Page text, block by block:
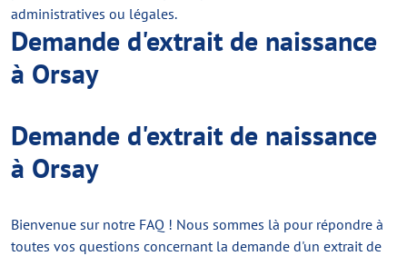
administratives ou légales.
Demande d'extrait de naissance
à Orsay
Demande d'extrait de naissance
à Orsay
Bienvenue sur notre FAQ ! Nous sommes là pour répondre à
toutes vos questions concernant la demande d'un extrait de